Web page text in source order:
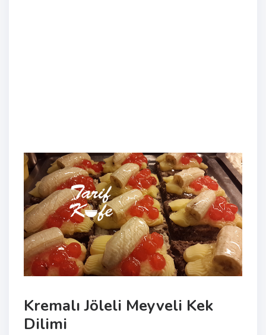
Kremalı Jöleli Meyveli Kek
Dilimi